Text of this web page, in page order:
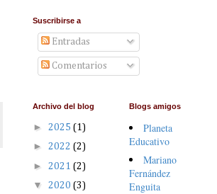
Suscribirse a
Entradas
Comentarios
Archivo del blog
► 2025 (1)
► 2022 (2)
► 2021 (2)
▼ 2020 (3)
Blogs amigos
Planeta
Educativo
Mariano
Fernández
Enguita